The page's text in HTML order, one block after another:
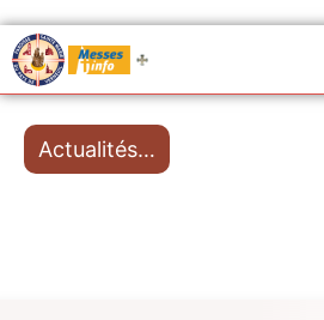
Messes
Actualités…